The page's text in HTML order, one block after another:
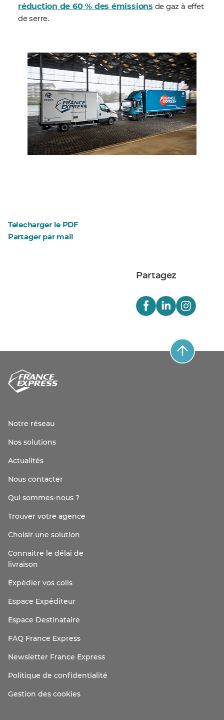
réduction de 60 % des émissions de gaz à effet
de serre.
Telecharger le PDF
Partager par mail
Partagez
Notre réseau
Nos solutions
Actualités
Nous contacter
Qui sommes-nous ?
Trouver votre agence
Choisir une solution
Connaître le délai de
livraison
Expédier vos colis
Espace Expéditeur
Espace Destinataire
FAQ France Express
Newsletter France Express
Politique de confidentialité
Gestion des cookies